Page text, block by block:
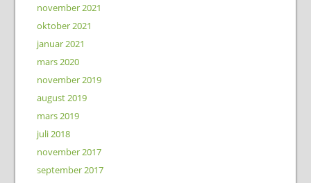
november 2021
oktober 2021
januar 2021
mars 2020
november 2019
august 2019
mars 2019
juli 2018
november 2017
september 2017